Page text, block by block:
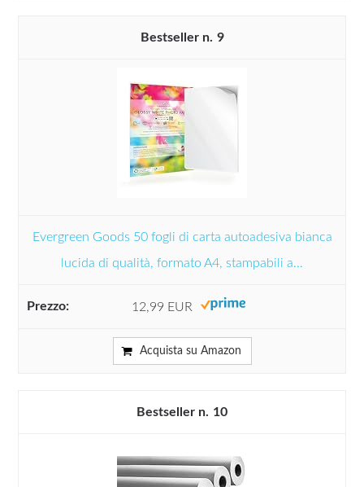
9
Evergreen Goods 50 fogli di carta autoadesiva bianca
lucida di qualità, formato A4, stampabili a...
12,99 EUR
Acquista su Amazon
10